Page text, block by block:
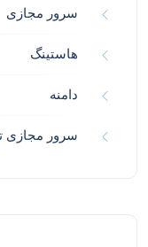
سرور مجازی
هاستینگ
دامنه
سرور مجازی